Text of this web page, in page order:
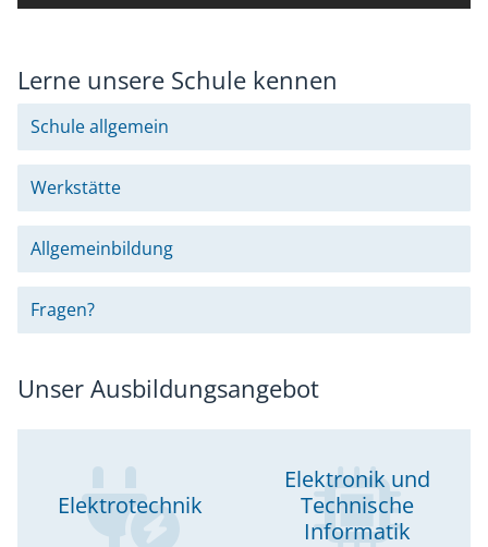
Lerne unsere Schule kennen
Schule allgemein
Werkstätte
Allgemeinbildung
Fragen?
Unser Ausbildungsangebot
Elektrotechnik
Elektronik und
Technische
Informatik